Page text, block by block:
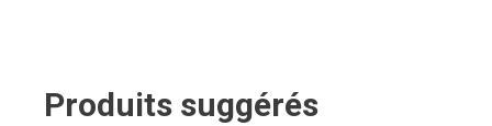
Produits suggérés